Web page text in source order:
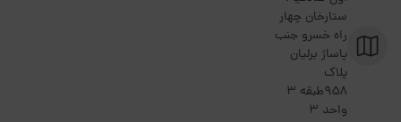
ستارخان چهار
راه خسرو جنب
پاساژ برلیان
پلاک
۹۵۸طبقه 3
واحد 3